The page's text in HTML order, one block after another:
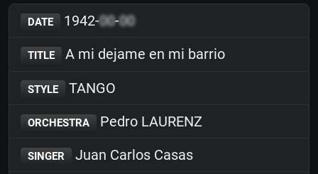
DATE 1942-00-00
TITLE A mi dejame en mi barrio
STYLE TANGO
ORCHESTRA Pedro LAURENZ
SINGER Juan Carlos Casas